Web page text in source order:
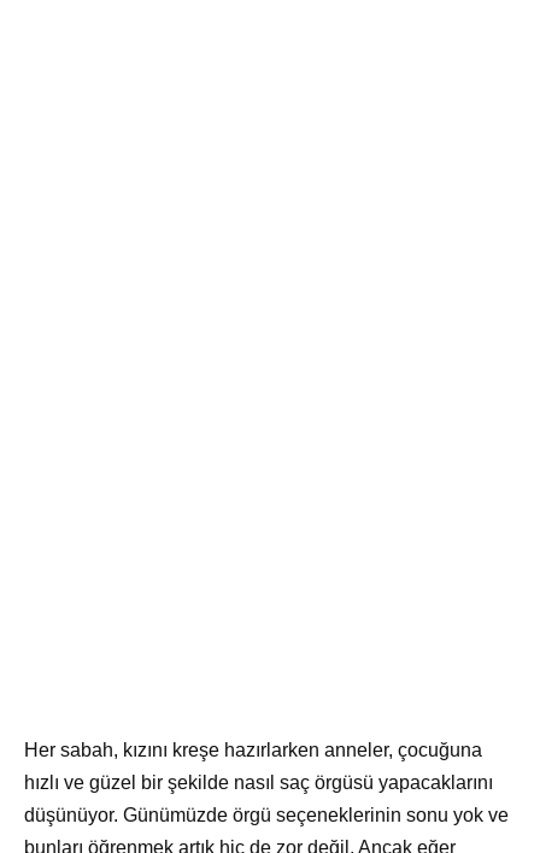
Her sabah, kızını kreşe hazırlarken anneler, çocuğuna
hızlı ve güzel bir şekilde nasıl saç örgüsü yapacaklarını
düşünüyor. Günümüzde örgü seçeneklerinin sonu yok ve
bunları öğrenmek artık hiç de zor değil. Ancak eğer